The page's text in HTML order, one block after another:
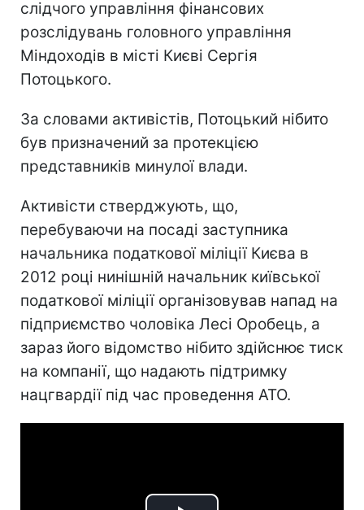
слідчого управління фінансових
розслідувань головного управління
Міндоходів в місті Києві Сергія
Потоцького.
За словами активістів, Потоцький нібито
був призначений за протекцією
представників минулої влади.
Активісти стверджують, що,
перебуваючи на посаді заступника
начальника податкової міліції Києва в
2012 році нинішній начальник київської
податкової міліції організовував напад на
підприємство чоловіка Лесі Оробець, а
зараз його відомство нібито здійснює тиск
на компанії, що надають підтримку
нацгвардії під час проведення АТО.